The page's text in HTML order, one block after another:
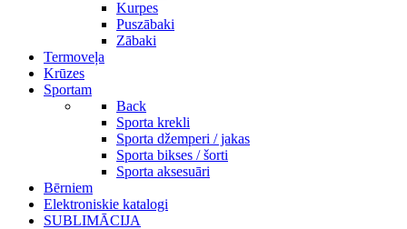
Kurpes
Puszābaki
Zābaki
Termoveļa
Krūzes
Sportam
Back
Sporta krekli
Sporta džemperi / jakas
Sporta bikses / šorti
Sporta aksesuāri
Bērniem
Elektroniskie katalogi
SUBLIMĀCIJA